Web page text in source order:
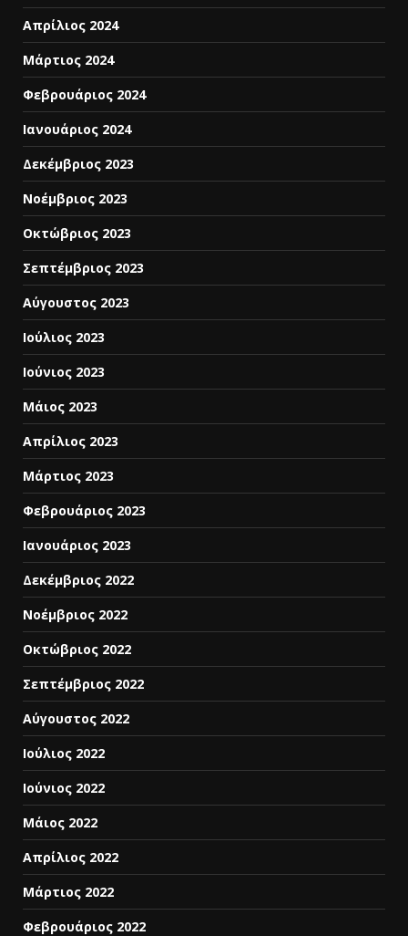
Απρίλιος 2024
Μάρτιος 2024
Φεβρουάριος 2024
Ιανουάριος 2024
Δεκέμβριος 2023
Νοέμβριος 2023
Οκτώβριος 2023
Σεπτέμβριος 2023
Αύγουστος 2023
Ιούλιος 2023
Ιούνιος 2023
Μάιος 2023
Απρίλιος 2023
Μάρτιος 2023
Φεβρουάριος 2023
Ιανουάριος 2023
Δεκέμβριος 2022
Νοέμβριος 2022
Οκτώβριος 2022
Σεπτέμβριος 2022
Αύγουστος 2022
Ιούλιος 2022
Ιούνιος 2022
Μάιος 2022
Απρίλιος 2022
Μάρτιος 2022
Φεβρουάριος 2022